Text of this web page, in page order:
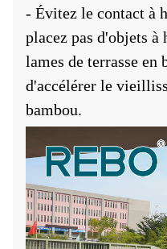
- Évitez le contact à
placez pas d'objets à
lames de terrasse en
d'accélérer le
bambou.